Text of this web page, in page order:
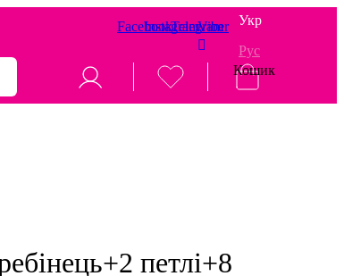
FacebookInstagram
Telegram
Viber
Укр
Рус
Кошик
петлі+8